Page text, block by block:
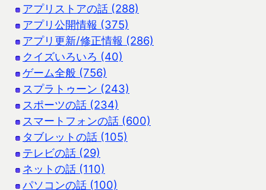
アプリストアの話 (288)
アプリ公開情報 (375)
アプリ更新/修正情報 (286)
クイズいろいろ (40)
ゲーム全般 (756)
スプラトゥーン (243)
スポーツの話 (234)
スマートフォンの話 (600)
タブレットの話 (105)
テレビの話 (29)
ネットの話 (110)
パソコンの話 (100)